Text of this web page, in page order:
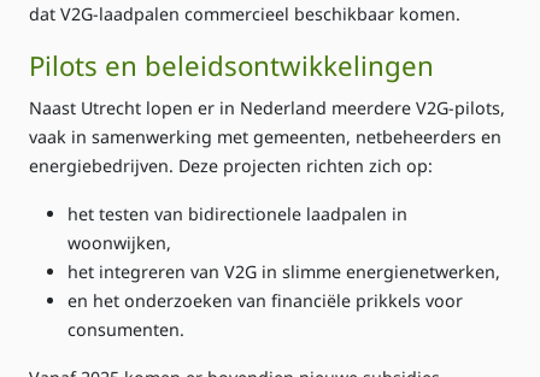
dat V2G‑laadpalen commercieel beschikbaar komen.
Pilots en beleidsontwikkelingen
Naast Utrecht lopen er in Nederland meerdere V2G‑pilots,
vaak in samenwerking met gemeenten, netbeheerders en
energiebedrijven. Deze projecten richten zich op:
het testen van bidirectionele laadpalen in
woonwijken,
het integreren van V2G in slimme energienetwerken,
en het onderzoeken van financiële prikkels voor
consumenten.